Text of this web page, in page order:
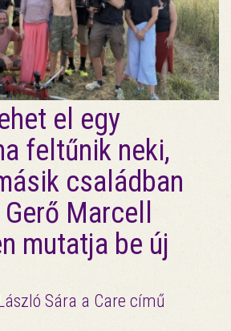
el egy
feltűnik neki,
családban
Marcell
mutatja be új
Sára a Care című